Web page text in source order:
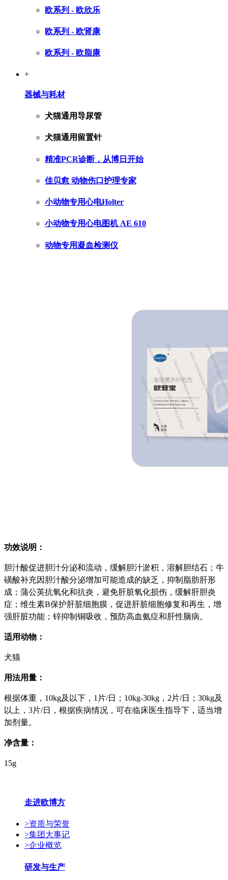
欧系列 - 欧欣乐
欧系列 - 欧肾康
欧系列 - 欧脂康
+
器械与耗材
犬猫通用导尿管
犬猫通用留置针
精准PCR诊断，从博日开始
佳贝愈 动物伤口护理专家
小动物专用心电Holter
小动物专用心电图机 AE 610
动物专用凝血检测仪
功效说明：
胆汁酸促进胆汁分泌和流动，缓解胆汁淤积，溶解胆结石；牛
磺酸补充因胆汁酸分泌增加可能造成的缺乏，抑制脂肪肝形
成；蒲公英抗氧化和抗炎，避免肝脏氧化损伤，缓解肝胆炎
症；维生素B保护肝脏细胞膜，促进肝脏细胞修复和再生，增
强肝脏功能；锌抑制铜吸收，预防高血氨症和肝性脑病。
适用动物：
犬猫
用法用量：
根据体重，10kg及以下，1片/日；10kg-30kg，2片/日；30kg及
以上，3片/日，根据疾病情况，可在临床医生指导下，适当增
加剂量。
净含量：
15g
走进欧博方
>资质与荣誉
>集团大事记
>企业概览
研发与生产